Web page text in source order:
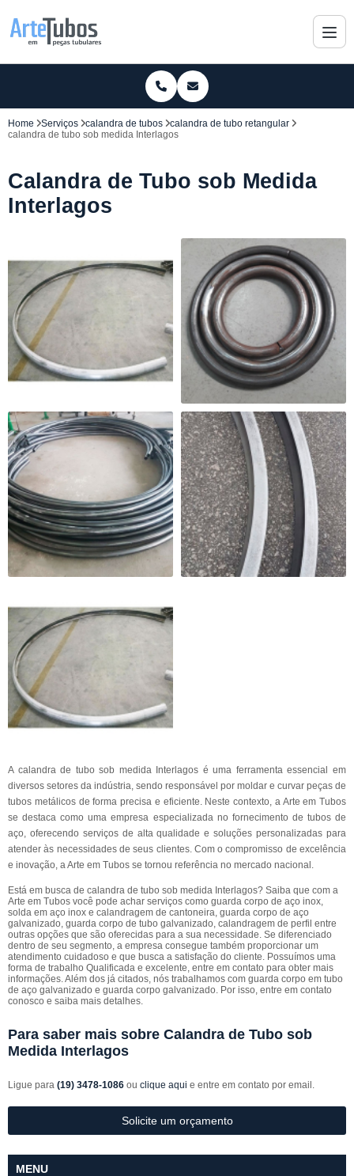
Home Serviços calandra de tubos
calandra de tubo retangular
calandra de tubo sob medida Interlagos
Calandra de Tubo sob Medida
Interlagos
A calandra de tubo sob medida Interlagos é uma ferramenta essencial em
diversos setores da indústria, sendo responsável por moldar e curvar peças de
tubos metálicos de forma precisa e eficiente. Neste contexto, a Arte em Tubos
se destaca como uma empresa especializada no fornecimento de tubos de
aço, oferecendo serviços de alta qualidade e soluções personalizadas para
atender às necessidades de seus clientes. Com o compromisso de excelência
e inovação, a Arte em Tubos se tornou referência no mercado nacional.
Está em busca de calandra de tubo sob medida Interlagos? Saiba que com a
Arte em Tubos você pode achar serviços como guarda corpo de aço inox,
solda em aço inox e calandragem de cantoneira, guarda corpo de aço
galvanizado, guarda corpo de tubo galvanizado, calandragem de perfil entre
outras opções que são oferecidas para a sua necessidade. Se diferenciado
dentro de seu segmento, a empresa consegue também proporcionar um
atendimento cuidadoso e que busca a satisfação do cliente. Possuímos uma
forma de trabalho Qualificada e excelente, entre em contato para obter mais
informações. Além dos já citados, nós trabalhamos com guarda corpo em tubo
de aço galvanizado e guarda corpo galvanizado. Por isso, entre em contato
conosco e saiba mais detalhes.
Para saber mais sobre Calandra de Tubo sob
Medida Interlagos
Ligue para (19) 3478-1086 ou clique aqui e entre em contato por email.
Solicite um orçamento
MENU